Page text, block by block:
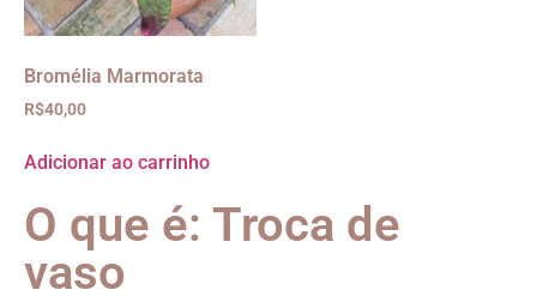
Bromélia Marmorata
R$40,00
Adicionar ao carrinho
O que é: Troca de
vaso